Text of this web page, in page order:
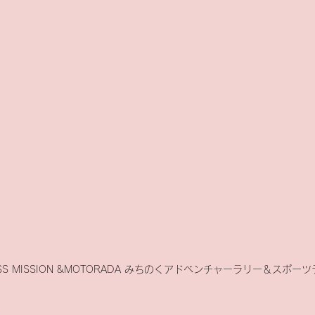
MISSION &MOTORADA みちのくアドベンチャーラリー＆スポーツ